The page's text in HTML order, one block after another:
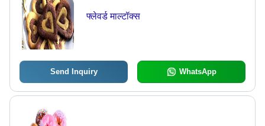
फ्लेवर्ड माल्टॉक्स
Send Inquiry WhatsApp